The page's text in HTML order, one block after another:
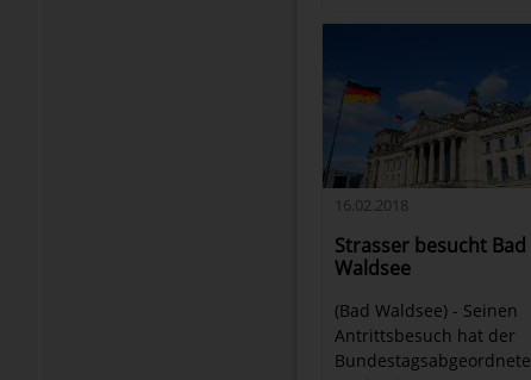
16.02.2018
Strasser besucht Bad
Waldsee
(Bad Waldsee) - Seinen
Antrittsbesuch hat der
Bundestagsabgeordnete